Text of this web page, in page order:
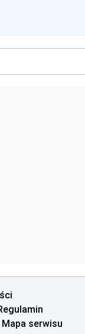
Mapa serwisu